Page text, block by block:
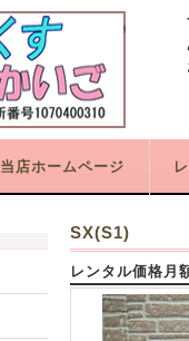
当店ホームページ
SX(S1)
レンタル価格